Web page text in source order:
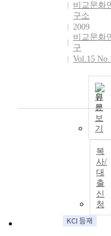
비교문화
구소
2009
비교문화
구
Vol.15
원
문
보
기
복
사/
대
출
신
청